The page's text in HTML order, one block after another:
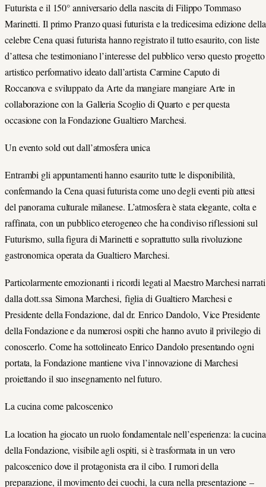
Futurista e il 150° anniversario della nascita di Filippo Tommaso
Marinetti. Il primo Pranzo quasi futurista e la tredicesima edizione della
celebre Cena quasi futurista hanno registrato il tutto esaurito, con liste
d’attesa che testimoniano l’interesse del pubblico verso questo progetto
artistico performativo ideato dall’artista Carmine Caputo di
Roccanova e sviluppato da Arte da mangiare mangiare Arte in
collaborazione con la Galleria Scoglio di Quarto e per questa
occasione con la Fondazione Gualtiero Marchesi.
Un evento sold out dall’atmosfera unica
Entrambi gli appuntamenti hanno esaurito tutte le disponibilità,
confermando la Cena quasi futurista come uno degli eventi più attesi
del panorama culturale milanese. L’atmosfera è stata elegante, colta e
raffinata, con un pubblico eterogeneo che ha condiviso riflessioni sul
Futurismo, sulla figura di Marinetti e soprattutto sulla rivoluzione
gastronomica operata da Gualtiero Marchesi.
Particolarmente emozionanti i ricordi legati al Maestro Marchesi narrati
dalla dott.ssa Simona Marchesi, figlia di Gualtiero Marchesi e
Presidente della Fondazione, dal dr. Enrico Dandolo, Vice Presidente
della Fondazione e da numerosi ospiti che hanno avuto il privilegio di
conoscerlo. Come ha sottolineato Enrico Dandolo presentando ogni
portata, la Fondazione mantiene viva l’innovazione di Marchesi
proiettando il suo insegnamento nel futuro.
La cucina come palcoscenico
La location ha giocato un ruolo fondamentale nell’esperienza: la cucina
della Fondazione, visibile agli ospiti, si è trasformata in un vero
palcoscenico dove il protagonista era il cibo. I rumori della
preparazione, il movimento dei cuochi, la cura nella presentazione –